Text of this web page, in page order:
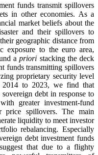
funds transmit spillovers
in other economies. As a
market beliefs about the
and their spillovers to
geographic distance from
exposure to the euro area,
apriori stacking the deck
funds transmitting spillovers
proprietary security level
2014 to 2023, we find that
debt in response to
greater investment-fund
price spillovers. The main
liquidity to meet investor
rebalancing. Especially
debt investment funds
that due to a flighty